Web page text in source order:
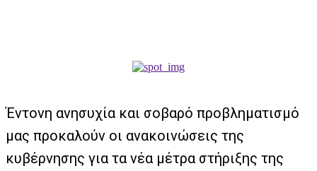
Έντονη ανησυχία και σοβαρό προβληματισμό
μας προκαλούν οι ανακοινώσεις της
κυβέρνησης για τα νέα μέτρα στήριξης της